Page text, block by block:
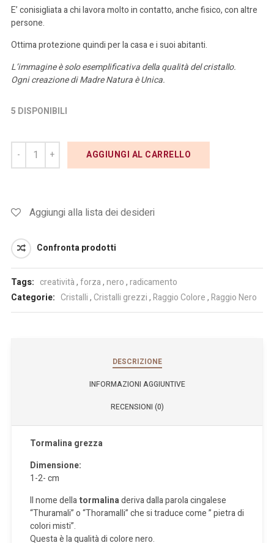
E’ conisigliata a chi lavora molto in contatto, anche fisico, con altre
persone.
Ottima protezione quindi per la casa e i suoi abitanti.
L’immagine è solo esemplificativa della qualità del cristallo.
Ogni creazione di Madre Natura è Unica.
5 DISPONIBILI
AGGIUNGI AL CARRELLO
Aggiungi alla lista dei desideri
Confronta prodotti
Tags: creatività,forza,nero,radicamento
Categorie: Cristalli,Cristalli grezzi,Raggio Colore,Raggio Nero
DESCRIZIONE
INFORMAZIONI AGGIUNTIVE
RECENSIONI (0)
Tormalina grezza
Dimensione:
1-2- cm
Il nome dellatormalinaderiva dalla parola cingalese
“Thuramali” o “Thoramalli” che si traduce come ” pietra di
colori misti”.
Questa è la qualità di colore nero.